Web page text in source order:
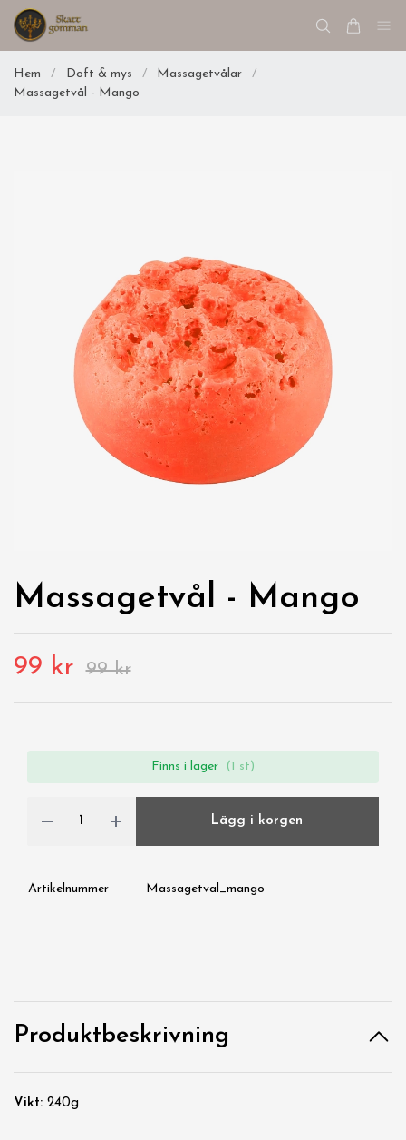
Hem / Doft & mys / Massagetvålar
/
Massagetvål - Mango
Massagetvål - Mango
99 kr 99 kr
Finns i lager (1 st)
Lägg i korgen
Artikelnummer Massagetval_mango
Produktbeskrivning
Vikt: 240g